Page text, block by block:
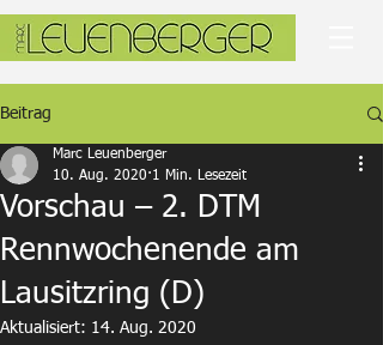
Beitrag
Vorschau – 2. DTM
Rennwochenende am
Lausitzring (D)
Marc Leuenberger
10. Aug. 2020 1 Min. Lesezeit
Aktualisiert: 14. Aug. 2020